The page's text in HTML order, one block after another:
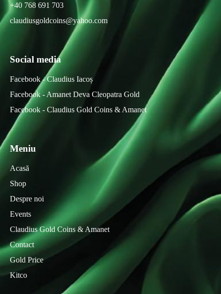
+40 768 691 703
claudiusgoldcoins@yahoo.com
Social media
Facebook - Claudius Iacoș
Facebook - Amanet Deva Cleopatra Gold
Facebook - Claudius Gold Coins & Amanet
Meniu
Acasă
Shop
Despre noi
Events
Claudius Gold Coins & Amanet
Contact
Gold Price
Kitco